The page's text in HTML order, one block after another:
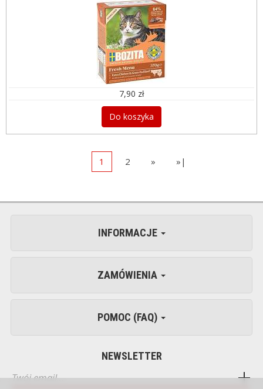
7,90 zł
Do koszyka
1 2 » »|
INFORMACJE
ZAMÓWIENIA
POMOC (FAQ)
NEWSLETTER